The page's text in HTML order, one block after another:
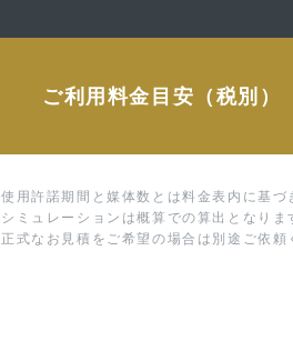
ご利用料金目安（税別）
使用許諾期間と媒体数とは料金表内に基づ
シミュレーションは概算での算出となりま
正式なお見積をご希望の場合は別途ご依頼